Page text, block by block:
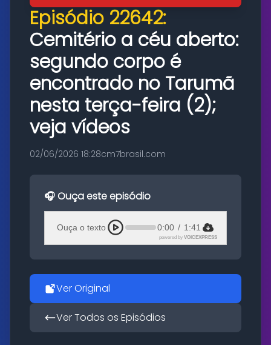
Episódio 22642:
Cemitério a céu aberto:
segundo corpo é
encontrado no Tarumã
nesta terça-feira (2);
veja vídeos
02/06/2026 18:28cm7brasil.com
🎧 Ouça este episódio
Ouça o texto 0:00 / 1:41
powered by VOICEXPRESS
Ver Original
Ver Todos os Episódios